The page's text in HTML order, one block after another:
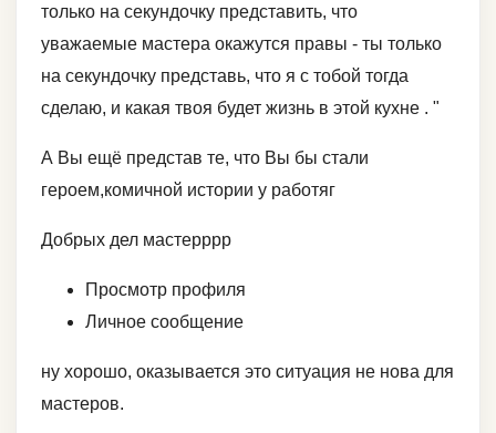
только на секундочку представить, что
уважаемые мастера окажутся правы - ты только
на секундочку представь, что я с тобой тогда
сделаю, и какая твоя будет жизнь в этой кухне . "
А Вы ещё представ те, что Вы бы стали
героем,комичной истории у работяг
Добрых дел мастерррр
Просмотр профиля
Личное сообщение
ну хорошо, оказывается это ситуация не нова для
мастеров.